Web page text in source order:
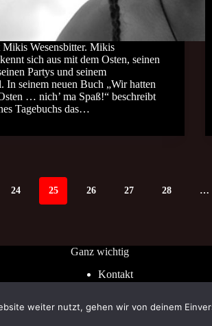
Wesensbitter. Mikis
sich aus mit dem Osten, seinen
Partys und seinem
In seinem neuen Buch „Wir hatten
… nich’ ma Spaß!“ beschreibt
Tagebuchs das…
24 25 26 27 28 …
Ganz wichtig
Kontakt
Widerrufsrecht
weiter nutzt, gehen wir von deinem